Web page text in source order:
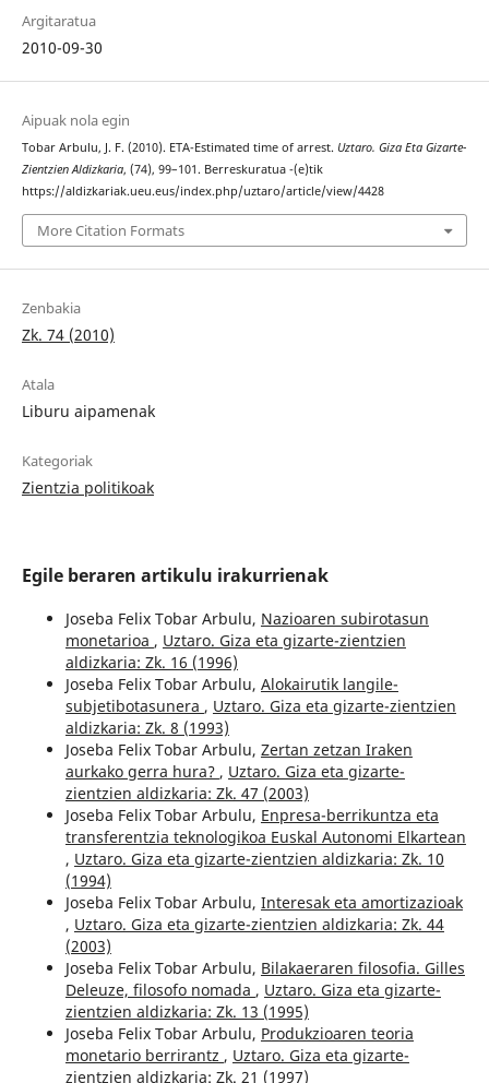
Argitaratua
2010-09-30
Aipuak nola egin
Tobar Arbulu, J. F. (2010). ETA-Estimated time of arrest. Uztaro. Giza Eta Gizarte-
Zientzien Aldizkaria, (74), 99–101. Berreskuratua -(e)tik
https://aldizkariak.ueu.eus/index.php/uztaro/article/view/4428
More Citation Formats
Zenbakia
Zk. 74 (2010)
Atala
Liburu aipamenak
Kategoriak
Zientzia politikoak
Egile beraren artikulu irakurrienak
Joseba Felix Tobar Arbulu, Nazioaren subirotasun
monetarioa , Uztaro. Giza eta gizarte-zientzien
aldizkaria: Zk. 16 (1996)
Joseba Felix Tobar Arbulu, Alokairutik langile-
subjetibotasunera , Uztaro. Giza eta gizarte-zientzien
aldizkaria: Zk. 8 (1993)
Joseba Felix Tobar Arbulu, Zertan zetzan Iraken
aurkako gerra hura? , Uztaro. Giza eta gizarte-
zientzien aldizkaria: Zk. 47 (2003)
Joseba Felix Tobar Arbulu, Enpresa-berrikuntza eta
transferentzia teknologikoa Euskal Autonomi Elkartean
, Uztaro. Giza eta gizarte-zientzien aldizkaria: Zk. 10
(1994)
Joseba Felix Tobar Arbulu, Interesak eta amortizazioak
, Uztaro. Giza eta gizarte-zientzien aldizkaria: Zk. 44
(2003)
Joseba Felix Tobar Arbulu, Bilakaeraren filosofia. Gilles
Deleuze, filosofo nomada , Uztaro. Giza eta gizarte-
zientzien aldizkaria: Zk. 13 (1995)
Joseba Felix Tobar Arbulu, Produkzioaren teoria
monetario berrirantz , Uztaro. Giza eta gizarte-
zientzien aldizkaria: Zk. 21 (1997)